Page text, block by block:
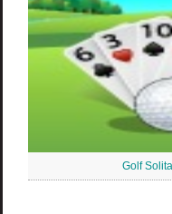
Golf